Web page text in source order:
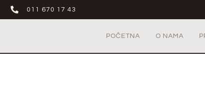
011 670 17 43
POČETNA O NAMA